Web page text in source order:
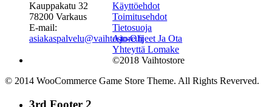
Kauppakatu 32
78200 Varkaus
E-mail:
asiakaspalvelu@vaihtostore.fi
Käyttöehdot
Toimitusehdot
Tietosuoja
Ajo-Ohjeet Ja Ota
Yhteyttä Lomake
©2018 Vaihtostore
© 2014 WooCommerce Game Store Theme. All Rights Reverved.
3rd Footer 2